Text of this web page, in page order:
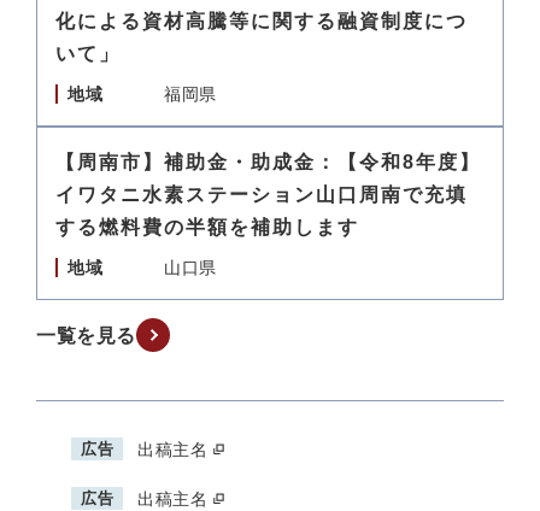
化による資材高騰等に関する融資制度につ
いて」
地域 福岡県
【周南市】補助金・助成金：【令和8年度】
イワタニ水素ステーション山口周南で充填
する燃料費の半額を補助します
地域 山口県
一覧を見る
広告 出稿主名
広告 出稿主名